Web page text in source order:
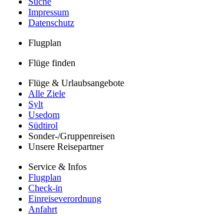
Impressum
Datenschutz
Flugplan
Flüge finden
Flüge & Urlaubsangebote
Alle Ziele
Sylt
Usedom
Südtirol
Sonder-/Gruppenreisen
Unsere Reisepartner
Service & Infos
Flugplan
Check-in
Einreiseverordnung
Anfahrt